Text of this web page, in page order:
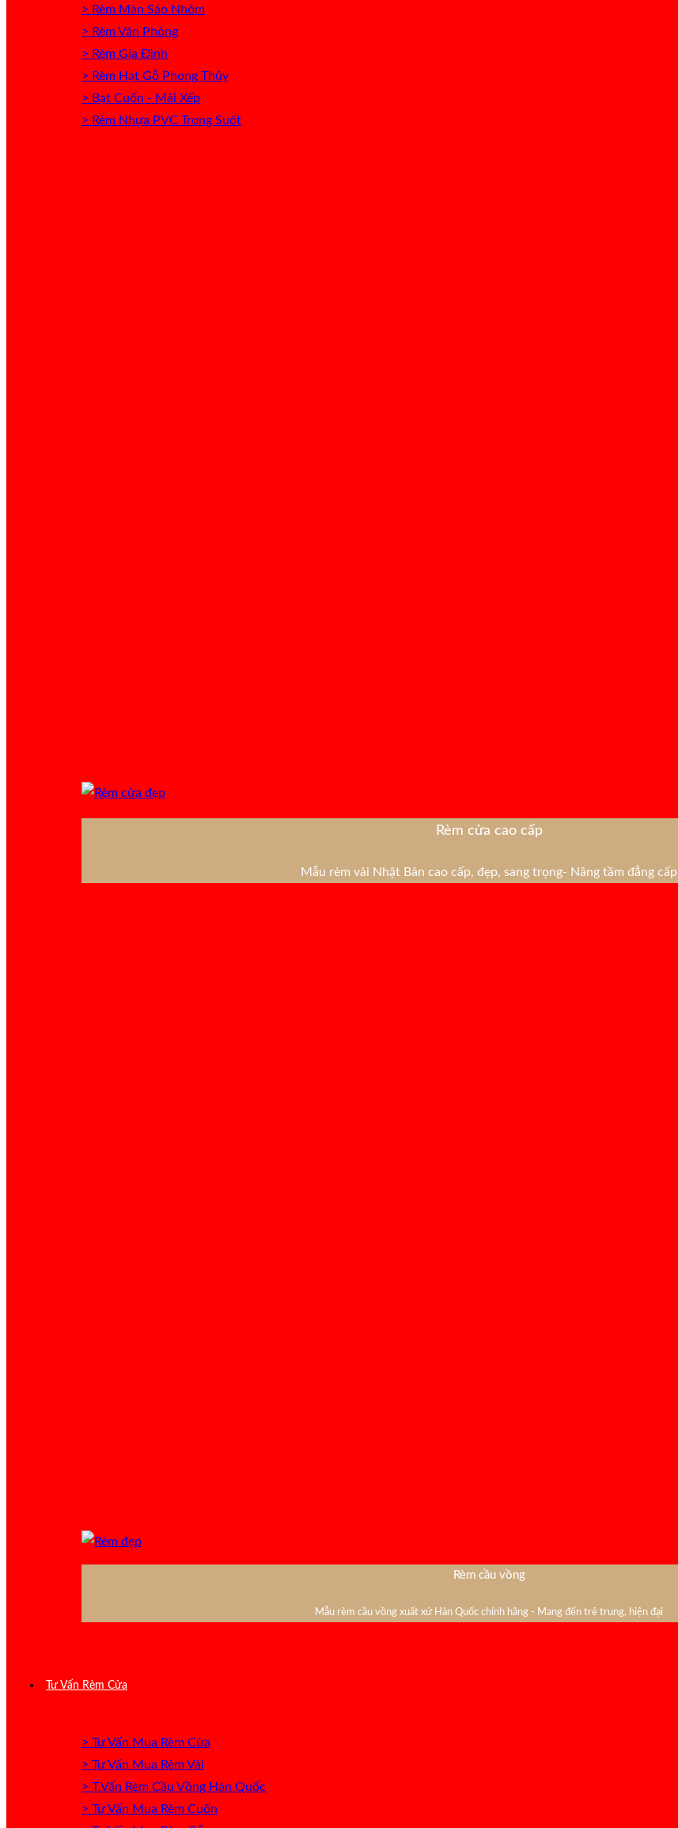
> Rèm Màn Sáo Nhôm
> Rèm Văn Phòng
> Rèm Gia Đình
> Rèm Hạt Gỗ Phong Thủy
> Bạt Cuốn - Mái Xếp
> Rèm Nhựa PVC Trong Suốt
Rèm cửa cao cấp
Mẫu rèm vải Nhật Bản cao cấp, đẹp, sang trọng- Nâng tầm đẳng cấp
Rèm cầu vồng
Mẫu rèm cầu vồng xuất xứ Hàn Quốc chính hãng - Mang đến trẻ trung, hiện đại
Tư Vấn Rèm Cửa
> Tư Vấn Mua Rèm Cửa
> Tư Vấn Mua Rèm Vải
> T.Vấn Rèm Cầu Vồng Hàn Quốc
> Tư Vấn Mua Rèm Cuốn